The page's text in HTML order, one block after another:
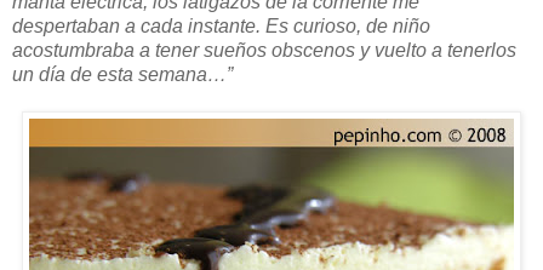
despertaban a cada instante. Es curioso, de niño
acostumbraba a tener sueños obscenos y vuelto a tenerlos
un día de esta semana…”